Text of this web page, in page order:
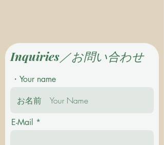
Inquiries／お問い合わせ
・Your name
E-Mail